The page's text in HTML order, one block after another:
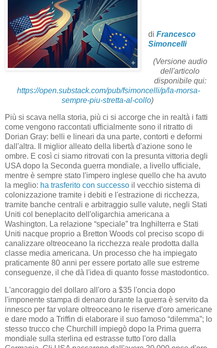
di Francesco
Simoncelli
(Versione audio
dell'articolo
disponibile qui:
https://open.substack.com/pub/fsimoncelli/p/la-morsa-
sempre-piu-stretta-al-collo)
Più si scava nella storia, più ci si accorge che in realtà i fatti
come vengono raccontati ufficialmente sono il ritratto di
Dorian Gray: belli e lineari da una parte, contorti e deformi
dall'altra. Il miglior alleato della libertà d'azione sono le
ombre. E così ci siamo ritrovati con la presunta vittoria degli
USA dopo la Seconda guerra mondiale, a livello ufficiale,
mentre è sempre stato l'impero inglese quello che ha avuto
la meglio: ha trasferito con successo il vecchio sistema di
colonizzazione tramite i debiti e l'estrazione di ricchezza,
tramite banche centrali e arbitraggio sulle valute, negli Stati
Uniti col beneplacito dell'oligarchia americana a
Washington. La relazione “speciale” tra Inghilterra e Stati
Uniti nacque proprio a Bretton Woods col preciso scopo di
canalizzare oltreoceano la ricchezza reale prodotta dalla
classe media americana. Un processo che ha impiegato
praticamente 80 anni per essere portato alle sue estreme
conseguenze, il che dà l'idea di quanto fosse mastodontico.
L'ancoraggio del dollaro all'oro a $35 l'oncia dopo
l'imponente stampa di denaro durante la guerra è servito da
innesco per far volare oltreoceano le riserve d'oro americane
e dare modo a Triffin di elaborare il suo famoso “dilemma”; lo
stesso trucco che Churchill impiegò dopo la Prima guerra
mondiale sulla sterlina ed estrasse tutto l'oro dalla